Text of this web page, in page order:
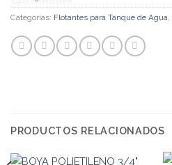
Categorías: Flotantes para Tanque de Agua,
PRODUCTOS RELACIONADOS